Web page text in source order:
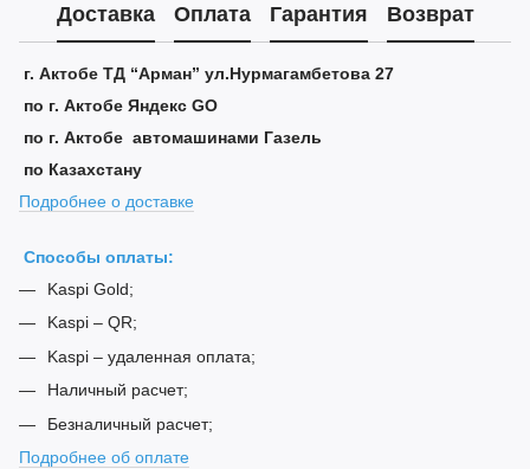
Доставка Оплата Гарантия Возврат
г. Актобе ТД “Арман” ул.Нурмагамбетова 27
по г. Актобе Яндекс GO
по г. Актобе автомашинами Газель
по Казахстану
Подробнее о доставке
Способы оплаты:
Kaspi Gold;
Kaspi – QR;
Kaspi – удаленная оплата;
Наличный расчет;
Безналичный расчет;
Подробнее об оплате